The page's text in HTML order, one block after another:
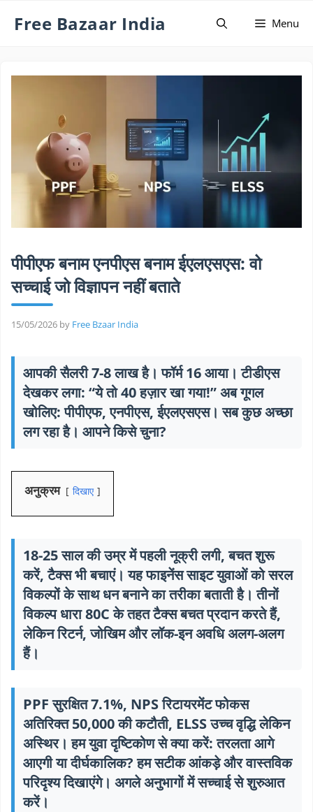
Free Bazaar India Menu
पीपीएफ बनाम एनपीएस बनाम ईएलएसएस: वो
सच्चाई जो विज्ञापन नहीं बताते
15/05/2026 by Free Bzaar India
आपकी सैलरी 7-8 लाख है। फॉर्म 16 आया। टीडीएस
देखकर लगा: “ये तो 40 हज़ार खा गया!” अब गूगल
खोलिए: पीपीएफ, एनपीएस, ईएलएसएस। सब कुछ अच्छा
लग रहा है। आपने किसे चुना?
अनुक्रम दिखाए
18-25 साल की उम्र में पहली नूक्री लगी, बचत शुरू
करें, टैक्स भी बचाएं। यह फाइनेंस साइट युवाओं को सरल
विकल्पों के साथ धन बनाने का तरीका बताती है। तीनों
विकल्प धारा 80C के तहत टैक्स बचत प्रदान करते हैं,
लेकिन रिटर्न, जोखिम और लॉक-इन अवधि अलग-अलग
हैं।
PPF सुरक्षित 7.1%, NPS रिटायरमेंट फोकस
अतिरिक्त 50,000 की कटौती, ELSS उच्च वृद्धि लेकिन
अस्थिर। हम युवा दृष्टिकोण से क्या करें: तरलता आगे
आएगी या दीर्घकालिक? हम सटीक आंकड़े और वास्तविक
परिदृश्य दिखाएंगे। अगले अनुभागों में सच्चाई से शुरुआत
करें।